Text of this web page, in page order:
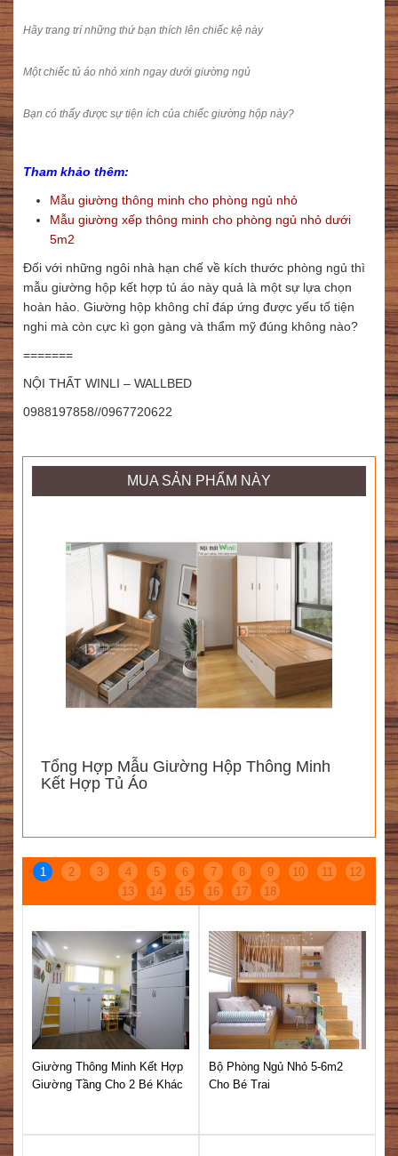
Hãy trang trí những thứ bạn thích lên chiếc kệ này
Một chiếc tủ áo nhỏ xinh ngay dưới giường ngủ
Bạn có thấy được sự tiện ích của chiếc giường hộp này?
Tham khảo thêm:
Mẫu giường thông minh cho phòng ngủ nhỏ
Mẫu giường xếp thông minh cho phòng ngủ nhỏ dưới
5m2
Đối với những ngôi nhà hạn chế về kích thước phòng ngủ thì
mẫu giường hộp kết hợp tủ áo này quả là một sự lựa chọn
hoàn hảo. Giường hộp không chỉ đáp ứng được yếu tố tiện
nghi mà còn cực kì gọn gàng và thẩm mỹ đúng không nào?
=======
NỘI THẤT WINLI – WALLBED
0988197858//0967720622
MUA SẢN PHẨM NÀY
Tổng Hợp Mẫu Giường Hộp Thông Minh
Kết Hợp Tủ Áo
SẢN PHẨM CÙNG DANH MỤC
1 2 3 4 5 6 7 8 9 10 11
12
13
14 15 16 17 18
Giường Thông Minh Kết Hợp
Giường Tầng Cho 2 Bé Khác
Bộ Phòng Ngủ Nhỏ 5-6m2
Cho Bé Trai